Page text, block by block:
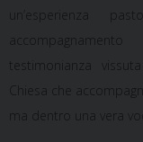
un’esperienza
testimonianza
Chiesa che
ma dentro una vera